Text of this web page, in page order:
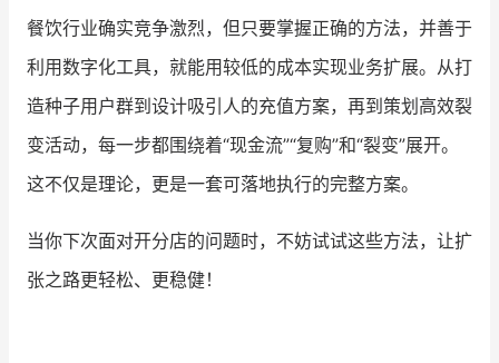
餐饮行业确实竞争激烈，但只要掌握正确的方法，并善于
利用数字化工具，就能用较低的成本实现业务扩展。从打
造种子用户群到设计吸引人的充值方案，再到策划高效裂
变活动，每一步都围绕着“现金流”“复购”和“裂变”展开。
这不仅是理论，更是一套可落地执行的完整方案。
当你下次面对开分店的问题时，不妨试试这些方法，让扩
张之路更轻松、更稳健！